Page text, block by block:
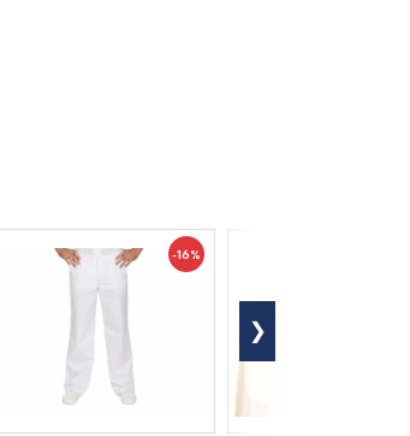
-16%